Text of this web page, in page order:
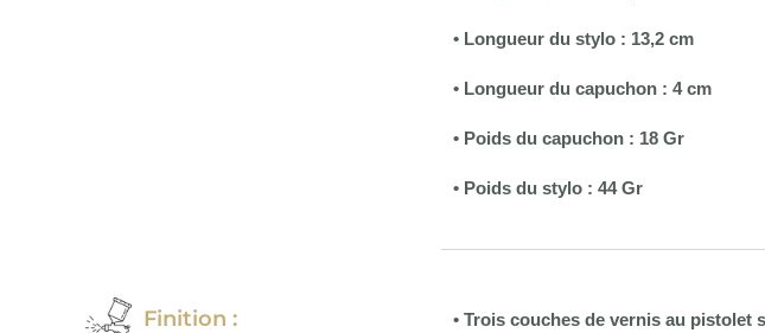
• Longueur du stylo : 13,2 cm
• Longueur du capuchon : 4 cm
• Poids du capuchon : 18 Gr
• Poids du stylo : 44 Gr
Finition : • Trois couches de vernis au